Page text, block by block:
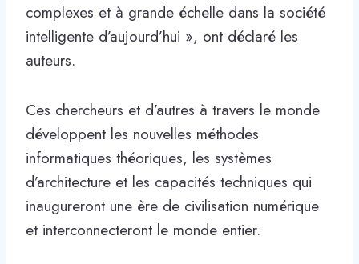
complexes et à grande échelle dans la société
intelligente d’aujourd’hui », ont déclaré les
auteurs.
Ces chercheurs et d’autres à travers le monde
développent les nouvelles méthodes
informatiques théoriques, les systèmes
d’architecture et les capacités techniques qui
inaugureront une ère de civilisation numérique
et interconnecteront le monde entier.